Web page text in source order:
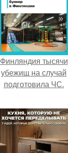
Финляндия тысячи
убежищ на случай
подготовила ЧС.